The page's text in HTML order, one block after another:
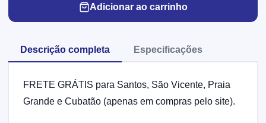
Adicionar ao carrinho
Descrição completa Especificações
FRETE GRÁTIS para Santos, São Vicente, Praia
Grande e Cubatão (apenas em compras pelo site).